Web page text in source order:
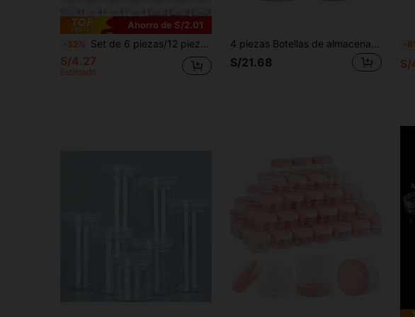
Ahorro de S/2.01
-32% Set de 6 piezas/12 piezas de tarros de almacenamiento de plástico transparente grueso de 8.45 onzas, reutilizables con tapas: organiza eficientemente tu cocina, manualidades DIY y almacena pequeños artículos como piezas, cuentas y accesorios
S/4.27
Estimado
4 piezas Botellas de almacenamiento de plástico de 7 cm de diámetro con tapas - Botellas dispensadoras de pintura, envases para cremas y mascarillas, tarros para crema para los ojos y crema facial, botellas de muestra de boca ancha de PET transparente, envases recargables para cosméticos
S/21.68
-